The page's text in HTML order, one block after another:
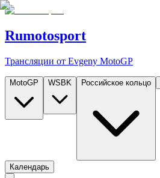
Rumotosport
Трансляции от Evgeny MotoGP
MotoGP WSBK Российское кольцо
Календарь